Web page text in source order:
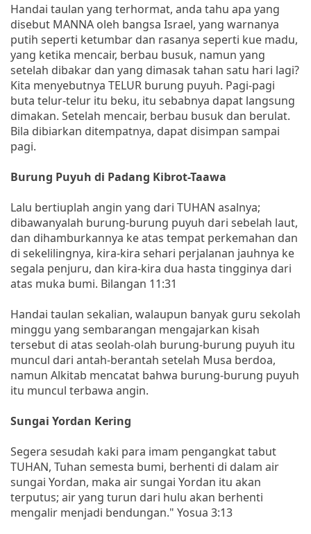
Handai taulan yang terhormat, anda tahu apa yang
disebut MANNA oleh bangsa Israel, yang warnanya
putih seperti ketumbar dan rasanya seperti kue madu,
yang ketika mencair, berbau busuk, namun yang
setelah dibakar dan yang dimasak tahan satu hari lagi?
Kita menyebutnya TELUR burung puyuh. Pagi-pagi
buta telur-telur itu beku, itu sebabnya dapat langsung
dimakan. Setelah mencair, berbau busuk dan berulat.
Bila dibiarkan ditempatnya, dapat disimpan sampai
pagi.
Burung Puyuh di Padang Kibrot-Taawa
Lalu bertiuplah angin yang dari TUHAN asalnya;
dibawanyalah burung-burung puyuh dari sebelah laut,
dan dihamburkannya ke atas tempat perkemahan dan
di sekelilingnya, kira-kira sehari perjalanan jauhnya ke
segala penjuru, dan kira-kira dua hasta tingginya dari
atas muka bumi. Bilangan 11:31
Handai taulan sekalian, walaupun banyak guru sekolah
minggu yang sembarangan mengajarkan kisah
tersebut di atas seolah-olah burung-burung puyuh itu
muncul dari antah-berantah setelah Musa berdoa,
namun Alkitab mencatat bahwa burung-burung puyuh
itu muncul terbawa angin.
Sungai Yordan Kering
Segera sesudah kaki para imam pengangkat tabut
TUHAN, Tuhan semesta bumi, berhenti di dalam air
sungai Yordan, maka air sungai Yordan itu akan
terputus; air yang turun dari hulu akan berhenti
mengalir menjadi bendungan." Yosua 3:13